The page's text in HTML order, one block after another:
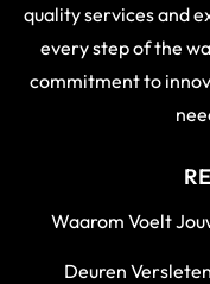
quality services and
every step of the
commitment to
Waarom Voelt
Deuren